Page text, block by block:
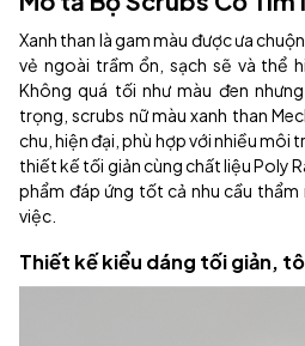
Xanh than là gam màu được ưa
vẻ ngoài trầm ổn, sạch sẽ và thể
Không quá tối như màu đen
trọng, scrubs nữ màu xanh than
chu, hiện đại, phù hợp với nhiều môi
thiết kế tối giản cùng chất liệu Poly
phẩm đáp ứng tốt cả nhu cầu thẩm
việc.
Thiết kế kiểu dáng tối giản,